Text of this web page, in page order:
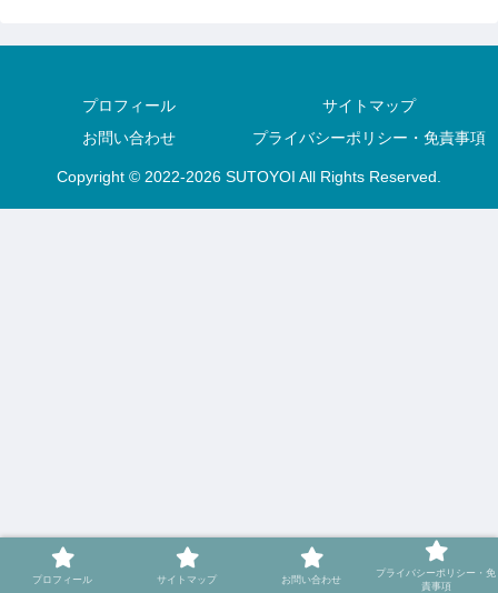
プロフィール
サイトマップ
お問い合わせ
プライバシーポリシー・免責事項
Copyright © 2022-2026 SUTOYOI All Rights Reserved.
プロフィール サイトマップ お問い合わせ
プライバシーポリシー・免
責事項